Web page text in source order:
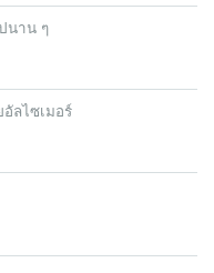
นาน ๆ
ลไซเมอร์